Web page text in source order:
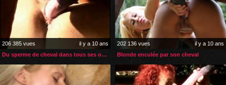
206 385 vues
il y a 10 ans
Du sperme de cheval dans tous ses orifices
202 136 vues
il y a 10 ans
Blonde enculée par son cheval